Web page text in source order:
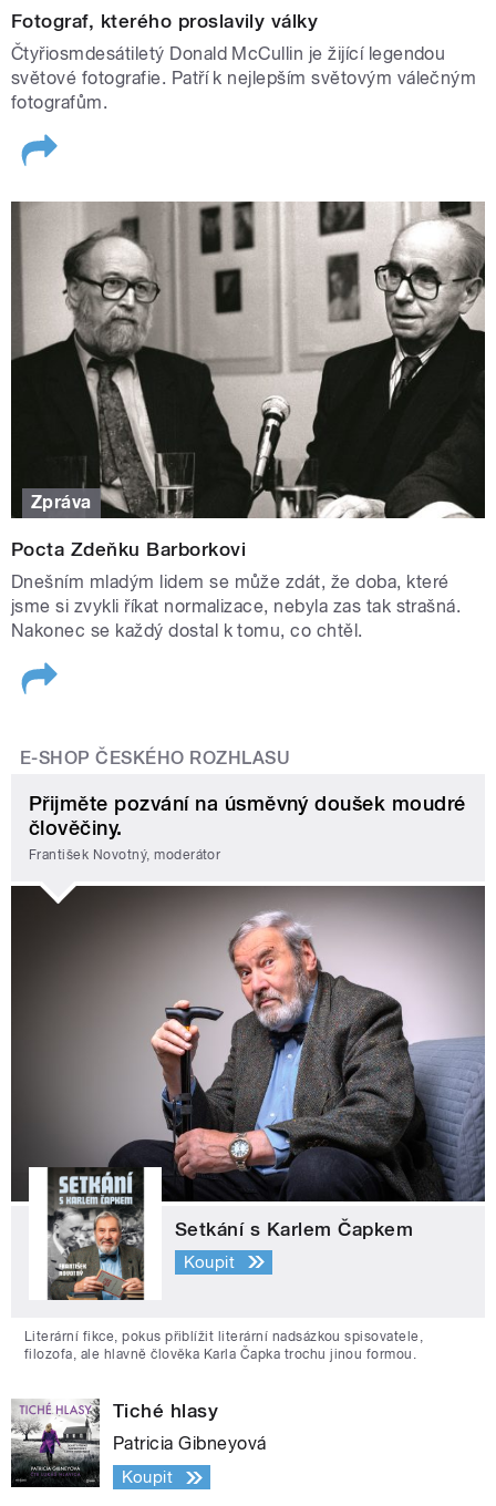
Fotograf, kterého proslavily války
Čtyřiosmdesátiletý Donald McCullin je žijící legendou
světové fotografie. Patří k nejlepším světovým válečným
fotografům.
Zpráva
Pocta Zdeňku Barborkovi
Dnešním mladým lidem se může zdát, že doba, které
jsme si zvykli říkat normalizace, nebyla zas tak strašná.
Nakonec se každý dostal k tomu, co chtěl.
E-SHOP ČESKÉHO ROZHLASU
Přijměte pozvání na úsměvný doušek moudré
člověčiny.
František Novotný, moderátor
Setkání s Karlem Čapkem
Koupit
Literární fikce, pokus přiblížit literární nadsázkou spisovatele,
filozofa, ale hlavně člověka Karla Čapka trochu jinou formou.
Tiché hlasy
Patricia Gibneyová
Koupit